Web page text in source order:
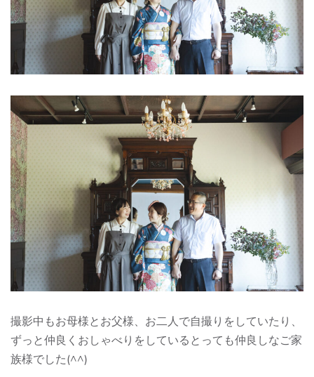
撮影中もお母様とお父様、お二人で自撮りをしていたり、
ずっと仲良くおしゃべりをしているとっても仲良しなご家
族様でした(^^)